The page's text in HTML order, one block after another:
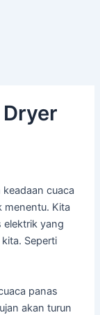
keadaan cuaca
menentu. Kita
elektrik yang
Seperti
panas
akan turun